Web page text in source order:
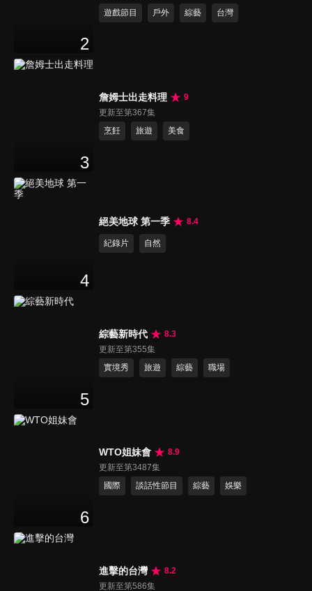
2
遊戲節目
戶外 綜藝 台灣
3
詹姆士出走料理
9
更新至第367集
烹飪
旅遊 美食
4
絕美地球 第一季 8.4
紀錄片 自然
5
綜藝新時代
8.3
更新至第355集
實境秀
旅遊 綜藝 職場
6
WTO姐妹會
8.9
更新至第3487集
國際
談話性節目 綜藝 娛樂
進擊的台灣
8.2
更新至第586集